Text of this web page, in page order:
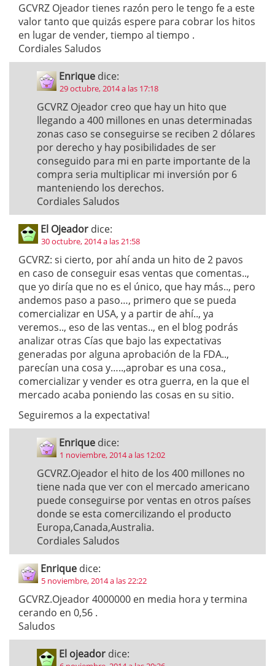
GCVRZ Ojeador tienes razón pero le tengo fe a este
valor tanto que quizás espere para cobrar los hitos
en lugar de vender, tiempo al tiempo .
Cordiales Saludos
Enrique dice:
29 octubre, 2014 a las 17:18
GCVRZ Ojeador creo que hay un hito que
llegando a 400 millones en unas determinadas
zonas caso se conseguirse se reciben 2 dólares
por derecho y hay posibilidades de ser
conseguido para mi en parte importante de la
compra seria multiplicar mi inversión por 6
manteniendo los derechos.
Cordiales Saludos
El Ojeador dice:
30 octubre, 2014 a las 21:58
GCVRZ: si cierto, por ahí anda un hito de 2 pavos
en caso de conseguir esas ventas que comentas..,
que yo diría que no es el único, que hay más.., pero
andemos paso a paso…, primero que se pueda
comercializar en USA, y a partir de ahí.., ya
veremos.., eso de las ventas.., en el blog podrás
analizar otras Cías que bajo las expectativas
generadas por alguna aprobación de la FDA..,
parecían una cosa y…..,aprobar es una cosa.,
comercializar y vender es otra guerra, en la que el
mercado acaba poniendo las cosas en su sitio.
Seguiremos a la expectativa!
Enrique dice:
1 noviembre, 2014 a las 12:02
GCVRZ.Ojeador el hito de los 400 millones no
tiene nada que ver con el mercado americano
puede conseguirse por ventas en otros países
donde se esta comercilizando el producto
Europa,Canada,Australia.
Cordiales Saludos
Enrique dice:
5 noviembre, 2014 a las 22:22
GCVRZ.Ojeador 4000000 en media hora y termina
cerando en 0,56 .
Saludos
El ojeador dice: